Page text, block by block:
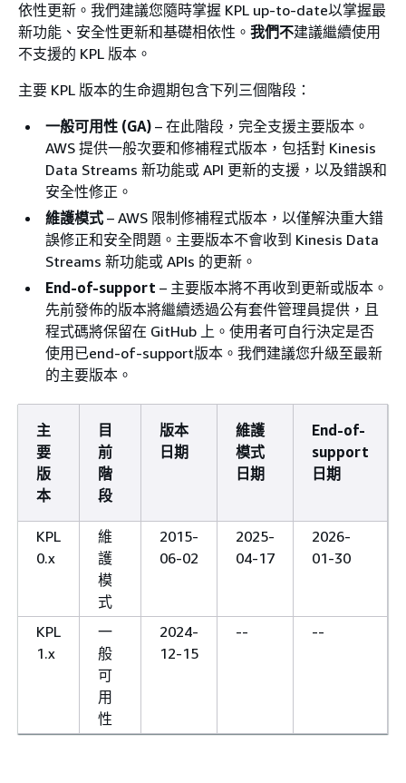
依性更新。我們建議您隨時掌握 KPL up-to-date以掌握最
新功能、安全性更新和基礎相依性。 我們不建議繼續使用
不支援的 KPL 版本。
主要 KPL 版本的生命週期包含下列三個階段：
一般可用性 (GA) – 在此階段，完全支援主要版本。
AWS 提供一般次要和修補程式版本，包括對 Kinesis
Data Streams 新功能或 API 更新的支援，以及錯誤和
安全性修正。
維護模式 – AWS 限制修補程式版本，以僅解決重大錯
誤修正和安全問題。主要版本不會收到 Kinesis Data
Streams 新功能或 APIs 的更新。
End-of-support – 主要版本將不再收到更新或版本。
先前發佈的版本將繼續透過公有套件管理員提供，且
程式碼將保留在 GitHub 上。使用者可自行決定是否
使用已end-of-support版本。我們建議您升級至最新
的主要版本。
主
要
版
本
目
前
階
段
版本
日期
維護
模式
日期
End-of-
support
日期
KPL
0.x
維
護
模
式
2015-
06-02
2025-
04-17
2026-
01-30
KPL
1.x
一
般
可
用
性
2024-
12-15
-- --